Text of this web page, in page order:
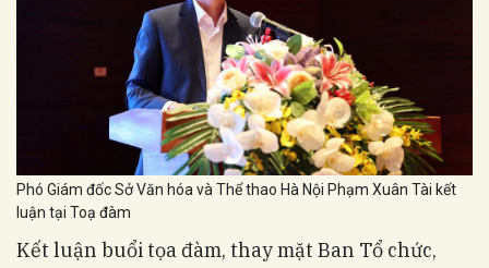
Phó Giám đốc Sở Văn hóa và Thể thao Hà Nội Phạm Xuân Tài kết
luận tại Toạ đàm
Kết luận buổi tọa đàm, thay mặt Ban Tổ chức,